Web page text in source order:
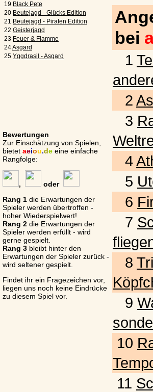
19 Black Pete
20 Beutejagd - Glücks Edition
21 Beutejagd - Piraten Edition
22 Geisterjagd
23 Feuer & Flamme
24Asgard
25 Yggdrasil - Asgard
Bewertungen
Zur Einschätzung von Spielen,
bietet aeiou.de eine einfache
Rangfolge:
,
oder
Rang 1 die Erwartungen der
Spieler werden übertroffen -
hoher Wiederspielwert!
Rang 2 die Erwartungen der
Spieler werden erfüllt - wird
gerne gespielt.
Rang 3 bleibt hinter den
Erwartungen der Spieler zurück -
wird seltener gespielt.
Findet ihr ein Fragezeichen vor,
liegen uns noch keine Eindrücke
zu diesem Spiel vor.
bei
1
2
3
4
5
6
7
8
9
10
11